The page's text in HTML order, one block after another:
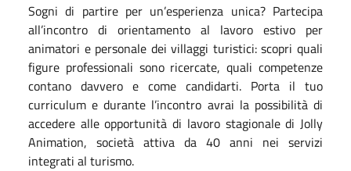
Sogni di partire per un’esperienza unica? Partecipa
all’incontro di orientamento al lavoro estivo per
animatori e personale dei villaggi turistici: scopri quali
figure professionali sono ricercate, quali competenze
contano davvero e come candidarti. Porta il tuo
curriculum e durante l’incontro avrai la possibilità di
accedere alle opportunità di lavoro stagionale di Jolly
Animation, società attiva da 40 anni nei servizi
integrati al turismo.